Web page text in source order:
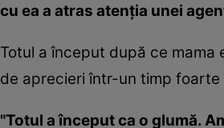
cu ea a atras atenţia unei
Totul a început după ce
de aprecieri într-un timp
"Totul a început ca o glumă.